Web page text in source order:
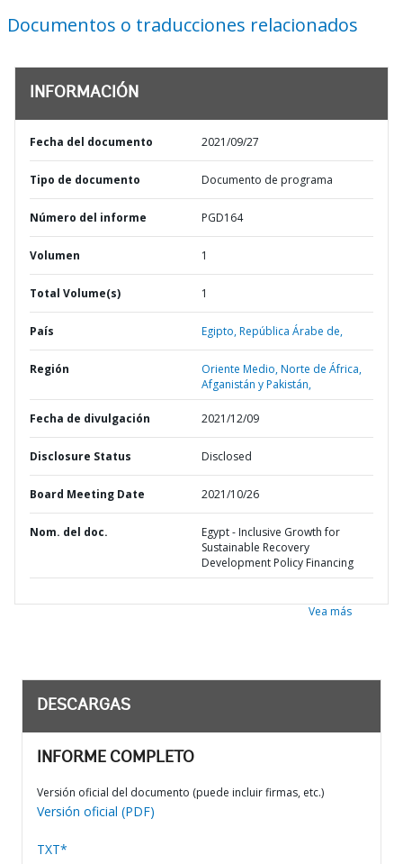
Documentos o traducciones relacionados
INFORMACIÓN
Fecha del documento 2021/09/27
Tipo de documento Documento de programa
Número del informe PGD164
Volumen 1
Total Volume(s) 1
País Egipto,República Árabe de,
Región
Oriente Medio, Norte de África,
Afganistán y Pakistán,
Fecha de divulgación 2021/12/09
Disclosure Status Disclosed
Board Meeting Date 2021/10/26
Nom. del doc.
Egypt - Inclusive Growth for
Sustainable Recovery
Development Policy Financing
Vea más
DESCARGAS
INFORME COMPLETO
Versión oficial del documento (puede incluir firmas, etc.)
Versión oficial (PDF)
TXT*